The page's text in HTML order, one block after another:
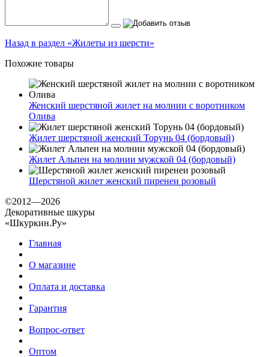
Назад в раздел «Жилеты из шерсти»
Похожие товары
Женский шерстяной жилет на молнии с воротником
Олива
Жилет шерстяной женский Торунь 04 (бордовый)
Жилет Альпен на молнии мужской 04 (бордовый)
Шерстяной жилет женский пиренеи розовый
©2012—2026
Декоративные шкуры
«Шкуркин.Ру»
Главная
О магазине
Оплата и доставка
Гарантия
Вопрос-ответ
Оптом